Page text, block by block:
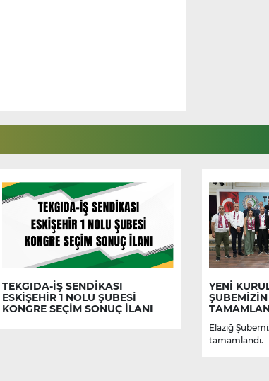
TEKGIDA-İŞ SENDİKASI
ESKİŞEHİR 1 NOLU ŞUBESİ
KONGRE SEÇİM SONUÇ İLANI
YENİ
ŞUBEMİZİN
Elazığ
tamamlandı.